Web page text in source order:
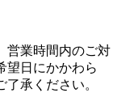
営業時間内のご対
望日にかかわら
承ください。